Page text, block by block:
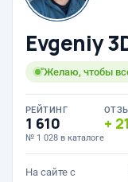
Evgeniy
"Желаю, чтобы
РЕЙТИНГ
1 610
№ 1 028 в каталоге
21
На сайте с